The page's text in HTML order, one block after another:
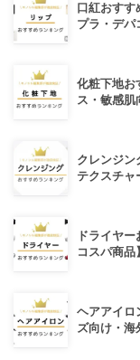
口紅おすす
プラ・デパ
化粧下地お
ス・敏感肌
クレンジン
テクスチャ
ドライヤ
コスパ商品】
ヘアアイロ
ズ向け・海